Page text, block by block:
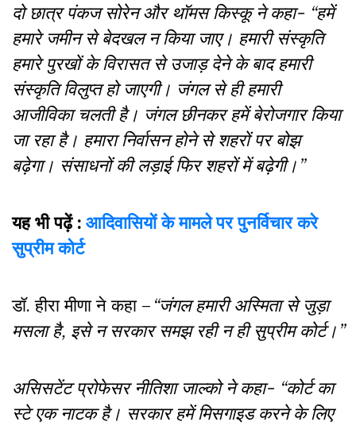
दो छात्र पंकज सोरेन और थॉमस किस्कू ने कहा- “हमें
हमारे जमीन से बेदखल न किया जाए। हमारी संस्कृति
हमारे पुरखों के विरासत से उजाड़ देने के बाद हमारी
संस्कृति विलुप्त हो जाएगी। जंगल से ही हमारी
आजीविका चलती है। जंगल छीनकर हमें बेरोजगार किया
जा रहा है। हमारा निर्वासन होने से शहरों पर बोझ
बढ़ेगा। संसाधनों की लड़ाई फिर शहरों में बढ़ेगी।”
यह भी पढ़ें : आदिवासियों के मामले पर पुनर्विचार करे
सुप्रीम कोर्ट
डॉ. हीरा मीणा ने कहा – “जंगल हमारी अस्मिता से जुड़ा
मसला है, इसे न सरकार समझ रही न ही सुप्रीम कोर्ट।”
असिसटेंट प्रोफेसर नीतिशा जाल्को ने कहा- “कोर्ट का
स्टे एक नाटक है। सरकार हमें मिसगाइड करने के लिए